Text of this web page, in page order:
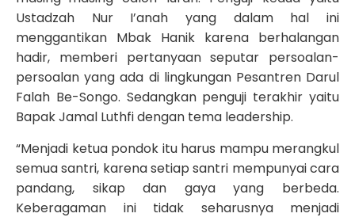
Ustadzah Nur I’anah yang dalam hal ini
menggantikan Mbak Hanik karena berhalangan
hadir, memberi pertanyaan seputar persoalan-
persoalan yang ada di lingkungan Pesantren Darul
Falah Be-Songo. Sedangkan penguji terakhir yaitu
Bapak Jamal Luthfi dengan tema leadership.
“Menjadi ketua pondok itu harus mampu merangkul
semua santri, karena setiap santri mempunyai cara
pandang, sikap dan gaya yang berbeda.
Keberagaman ini tidak seharusnya menjadi